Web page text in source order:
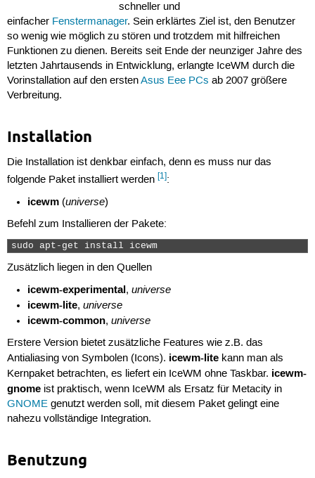
schneller und
einfacher Fenstermanager. Sein erklärtes Ziel ist, den Benutzer
so wenig wie möglich zu stören und trotzdem mit hilfreichen
Funktionen zu dienen. Bereits seit Ende der neunziger Jahre des
letzten Jahrtausends in Entwicklung, erlangte IceWM durch die
Vorinstallation auf den erstenAsus Eee PCs ab 2007 größere
Verbreitung.
Installation
Die Installation ist denkbar einfach, denn es muss nur das
folgende Paket installiert werden [1]:
icewm (universe)
Befehl zum Installieren der Pakete:
sudo apt-get install icewm
Zusätzlich liegen in den Quellen
icewm-experimental,universe
icewm-lite,universe
icewm-common,universe
Erstere Version bietet zusätzliche Features wie z.B. das
Antialiasing von Symbolen (Icons). icewm-litekann man als
Kernpaket betrachten, es liefert ein IceWM ohne Taskbar. icewm-
gnomeist praktisch, wenn IceWM als Ersatz für Metacity in
GNOMEgenutzt werden soll, mit diesem Paket gelingt eine
nahezu vollständige Integration.
Benutzung